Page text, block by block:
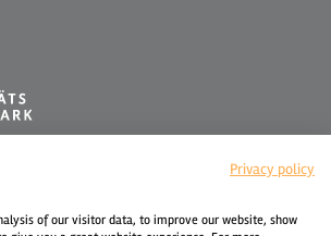
Privacy policy
of our visitor data, to improve our website, show